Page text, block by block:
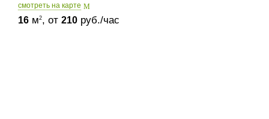
cмотреть на карте
16 м2, от 210 руб./час